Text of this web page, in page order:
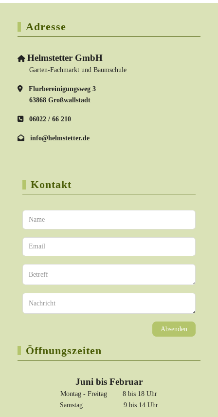
Adresse
Helmstetter GmbH
Garten-Fachmarkt und Baumschule
Flurbereinigungsweg 3
63868 Großwallstadt
06022 / 66 210
info@helmstetter.de
Kontakt
Absenden
Öffnungszeiten
Juni bis Februar
Montag - Freitag 8 bis 18 Uhr
Samstag 9 bis 14 Uhr